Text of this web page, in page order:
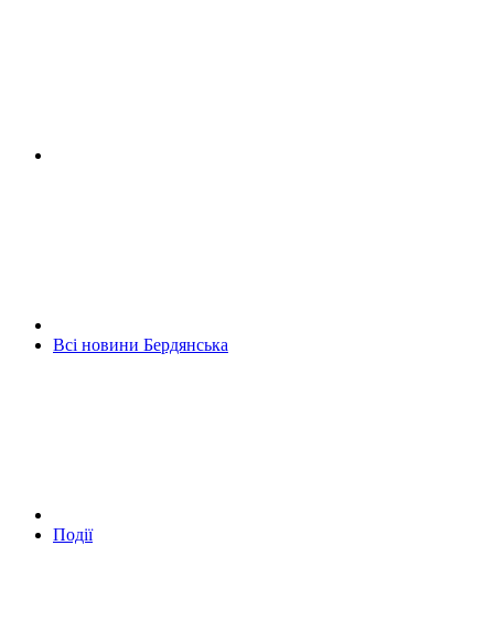
Всі новини Бердянська
Події